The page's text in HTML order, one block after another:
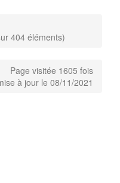
404 éléments)
Page visitée 1605 fois
à jour le 08/11/2021